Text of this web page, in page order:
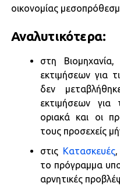
οικονομίας
Αναλυτικότερα:
στη
εκτιμήσεων για
δεν
εκτιμήσεων
οριακά και οι
τους προσεχείς
στις Κατασκευές,
το πρόγραμμα
αρνητικές